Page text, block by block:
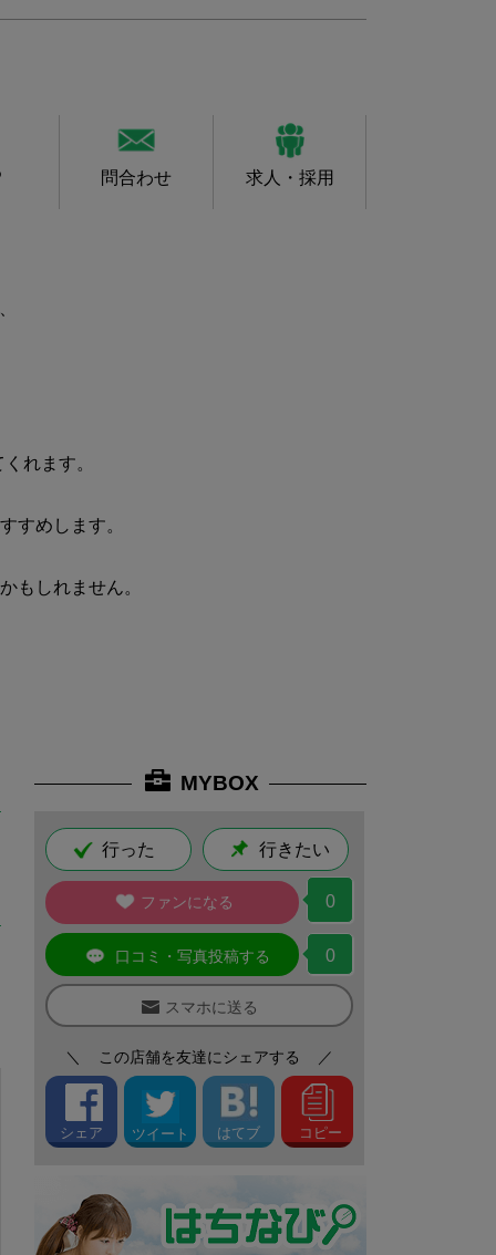
問合わせ 求人・採用
れます。
すめします。
もしれません。
MYBOX
行った 行きたい
ファンになる 0
口コミ・写真投稿する 0
スマホに送る
＼ この店舗を友達にシェアする ／
シェア ツイート はてブ コピー